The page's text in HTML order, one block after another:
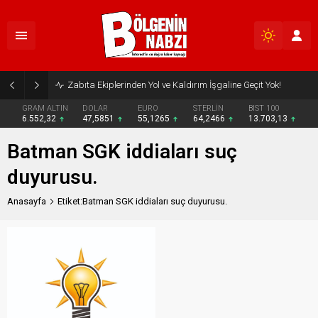
Zabıta Ekiplerinden Yol ve Kaldırım İşgaline Geçit Yok!
GRAM ALTIN
6.552,32
DOLAR
47,5851
EURO
55,1265
STERLİN
64,2466
BIST 100
13.703,13
Batman SGK iddiaları suç
duyurusu.
Anasayfa Etiket:Batman SGK iddiaları suç duyurusu.